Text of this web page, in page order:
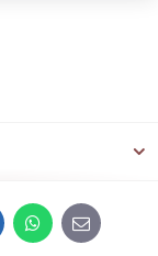
WhatsApp
E-
mail